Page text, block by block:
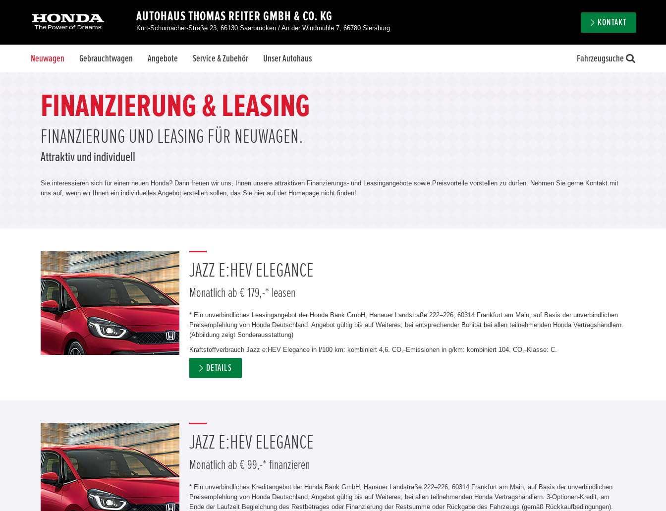
AUTOHAUS THOMAS REITER GMBH & CO. KG
Kurt-Schumacher-Straße 23, 66130 Saarbrücken / An der Windmühle 7, 66780 Siersburg
KONTAKT
Neuwagen Gebrauchtwagen Angebote Service & Zubehör Unser Autohaus Fahrzeugsuche
FINANZIERUNG & LEASING
FINANZIERUNG UND LEASING FÜR NEUWAGEN.
Attraktiv und individuell
Sie interessieren sich für einen neuen Honda? Dann freuen wir uns, Ihnen unsere attraktiven Finanzierungs- und Leasingangebote sowie Preisvorteile vorstellen zu dürfen. Nehmen Sie gerne Kontakt mit
uns auf, wenn wir Ihnen ein individuelles Angebot erstellen sollen, das Sie hier auf der Homepage nicht finden!
JAZZ E:HEV ELEGANCE
Monatlich ab € 179,-* leasen
* Ein unverbindliches Leasingangebot der Honda Bank GmbH, Hanauer Landstraße 222–226, 60314 Frankfurt am Main, auf Basis der unverbindlichen
Preisempfehlung von Honda Deutschland. Angebot gültig bis auf Weiteres; bei entsprechender Bonität bei allen teilnehmenden Honda Vertragshändlern.
(Abbildung zeigt Sonderausstattung)
Kraftstoffverbrauch Jazz e:HEV Elegance in l/100 km: kombiniert 4,6. CO₂-Emissionen in g/km: kombiniert 104. CO₂-Klasse: C.
DETAILS
JAZZ E:HEV ELEGANCE
Monatlich ab € 99,-* finanzieren
* Ein unverbindliches Kreditangebot der Honda Bank GmbH, Hanauer Landstraße 222–226, 60314 Frankfurt am Main, auf Basis der unverbindlichen
Preisempfehlung von Honda Deutschland. Angebot gültig bis auf Weiteres; bei allen teilnehmenden Honda Vertragshändlern. 3-Optionen-Kredit, am
Ende der Laufzeit Begleichung des Restbetrages oder Finanzierung der Restsumme oder Rückgabe des Fahrzeugs (gemäß Rückkaufbedingungen).